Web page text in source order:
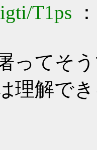
T1ps
ってそ
理解で